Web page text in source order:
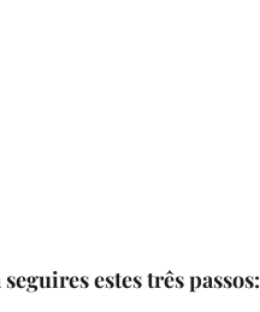
estes três passos: